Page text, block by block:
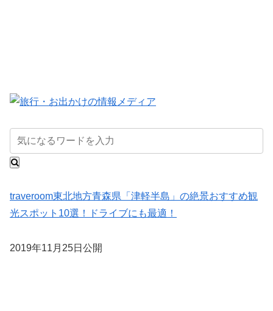
traveroom東北地方青森県 「津軽半島」の絶景おすすめ観
光スポット10選！ドライブにも最適！
2019年11月25日公開